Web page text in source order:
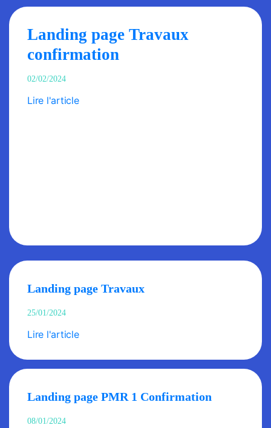
Landing page Travaux
confirmation
02/02/2024
Lire l'article
Landing page Travaux
25/01/2024
Lire l'article
Landing page PMR 1 Confirmation
08/01/2024